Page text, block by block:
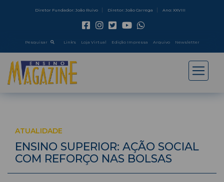
Diretor Fundador: João Ruivo Diretor: João Carrega Ano: XXVIII
Pesquisar Link's Loja Virtual Edição Impressa Arquivo Newsletter
ATUALIDADE
ENSINO SUPERIOR: AÇÃO SOCIAL
COM REFORÇO NAS BOLSAS